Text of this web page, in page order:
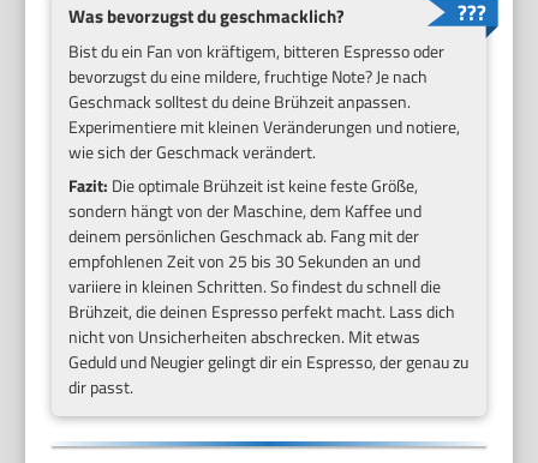
Was bevorzugst du geschmacklich?
Bist du ein Fan von kräftigem, bitteren Espresso oder
bevorzugst du eine mildere, fruchtige Note? Je nach
Geschmack solltest du deine Brühzeit anpassen.
Experimentiere mit kleinen Veränderungen und notiere,
wie sich der Geschmack verändert.
Fazit: Die optimale Brühzeit ist keine feste Größe,
sondern hängt von der Maschine, dem Kaffee und
deinem persönlichen Geschmack ab. Fang mit der
empfohlenen Zeit von 25 bis 30 Sekunden an und
variiere in kleinen Schritten. So findest du schnell die
Brühzeit, die deinen Espresso perfekt macht. Lass dich
nicht von Unsicherheiten abschrecken. Mit etwas
Geduld und Neugier gelingt dir ein Espresso, der genau zu
dir passt.